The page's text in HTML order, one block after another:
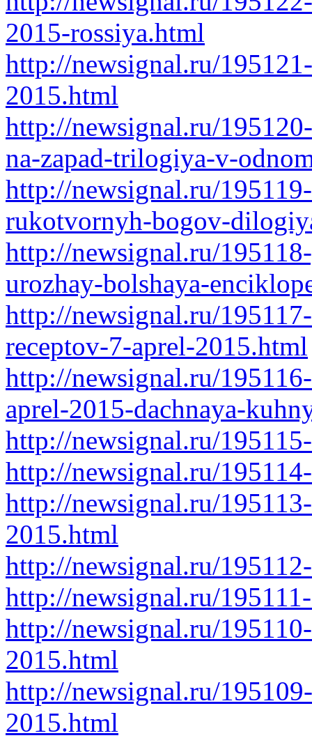
2015-rossiya.html
http://newsignal.ru/
2015.html
http://newsignal.ru/
na-zapad-trilogiya-v-
http://newsignal.ru/
rukotvornyh-bogov-
http://newsignal.ru/
urozhay-bolshaya-
http://newsignal.ru/
receptov-7-aprel-2015.html
http://newsignal.ru/
aprel-2015-dachnaya-
http://newsignal.ru/
http://newsignal.ru/
http://newsignal.ru/
2015.html
http://newsignal.ru/
http://newsignal.ru/
http://newsignal.ru/
2015.html
http://newsignal.ru/
2015.html